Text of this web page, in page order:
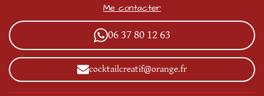
e
b
o
o
k
t
a
g
r
a
T
o
k
Me contacter
06 37 80 12 63
cocktailcreatif@orange.fr